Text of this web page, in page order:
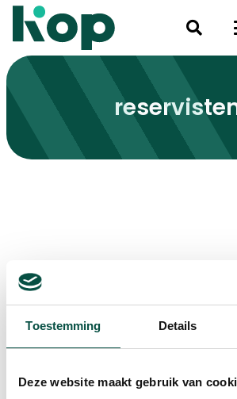
Toestemming Details
Deze website maakt gebruik van